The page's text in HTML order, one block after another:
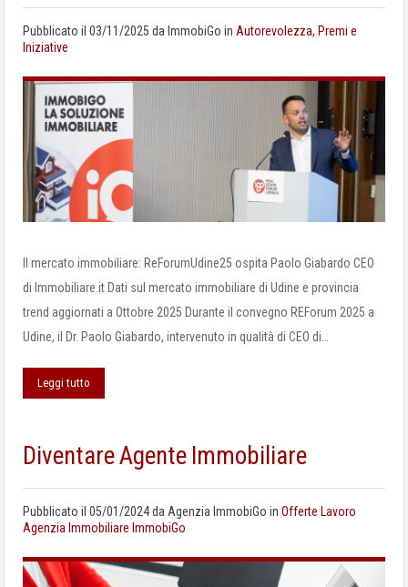
Pubblicato il 03/11/2025 da ImmobiGo in Autorevolezza, Premi e
Iniziative
Il mercato immobiliare: ReForumUdine25 ospita Paolo Giabardo CEO
di Immobiliare.it Dati sul mercato immobiliare di Udine e provincia
trend aggiornati a Ottobre 2025 Durante il convegno REForum 2025 a
Udine, il Dr. Paolo Giabardo, intervenuto in qualità di CEO di…
Leggi tutto
Diventare Agente Immobiliare
Pubblicato il 05/01/2024da Agenzia ImmobiGo in Offerte Lavoro
Agenzia Immobiliare ImmobiGo